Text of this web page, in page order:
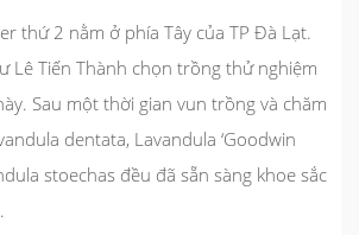
thứ 2 nằm ở phía Tây của TP Đà Lạt.
Lê Tiến Thành chọn trồng thử nghiệm
Sau một thời gian vun trồng và chăm
dentata, Lavandula ‘Goodwin
stoechas đều đã sẵn sàng khoe sắc